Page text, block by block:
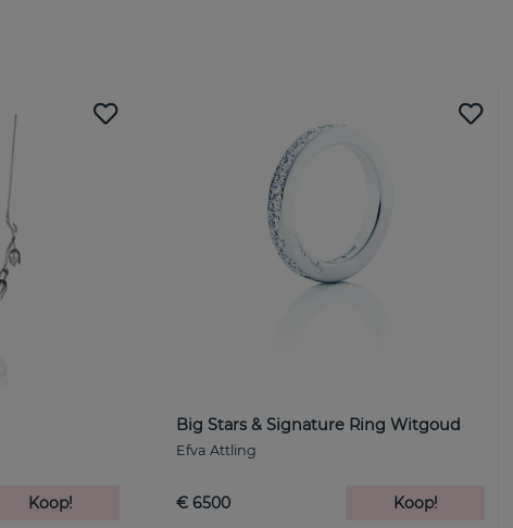
Koop!
Big Stars & Signature Ring Witgoud
Efva Attling
€ 6500 Koop!